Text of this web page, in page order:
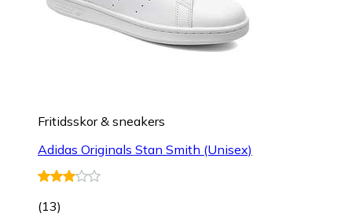
Fritidsskor & sneakers
Adidas Originals Stan Smith (Unisex)
(13)